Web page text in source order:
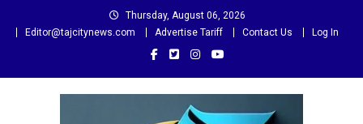
Thursday, August 06, 2026
Editor@tajcitynews.com
Advertise Tariff Contact Us Log In